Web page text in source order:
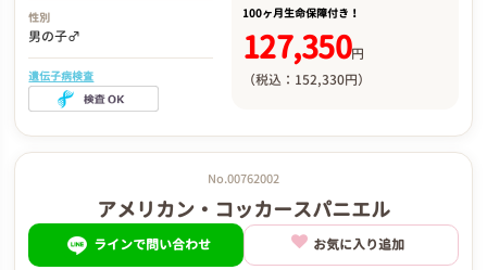
性別
男の子♂
遺伝子病検査
100ヶ月生命保障付き！
127,350円
（税込：152,330円）
No.00762002
アメリカン・コッカースパニエル
ラインで問い合わせ お気に入り追加